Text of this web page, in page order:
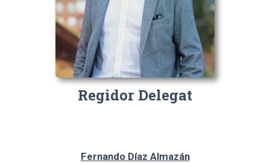
Regidor Delegat
Fernando Díaz Almazán